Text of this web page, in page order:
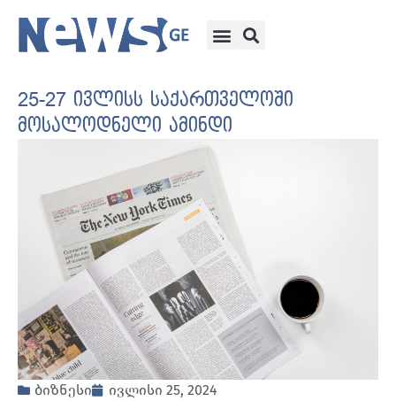
25-27 ივლისს საქართველოში
მოსალოდნელი ამინდი
ბიზნესი
ივლისი 25, 2024